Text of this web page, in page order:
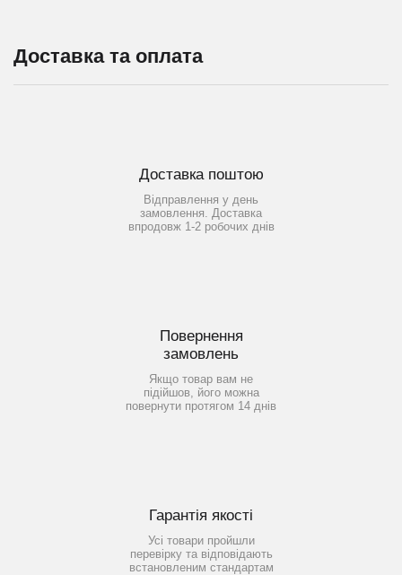
Доставка та оплата
Доставка поштою
Відправлення у день
замовлення. Доставка
впродовж 1-2 робочих днів
Повернення
замовлень
Якщо товар вам не
підійшов, його можна
повернути протягом 14 днів
Гарантія якості
Усі товари пройшли
перевірку та відповідають
встановленим стандартам